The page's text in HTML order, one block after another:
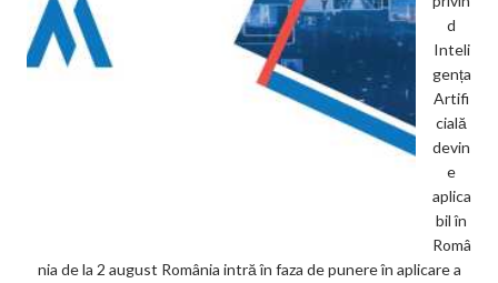
d
Inteli
gența
Artifi
cială
devin
e
aplica
bil în
Româ
nia de la 2 august România intră în faza de punere în aplicare a